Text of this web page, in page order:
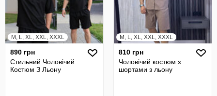
M, L, XL, XXL, XXXL
890 грн
Стильний Чоловічий
Костюм З Льону
M, L, XL, XXL, XXXL
810 грн
Чоловічий костюм з
шортами з льону